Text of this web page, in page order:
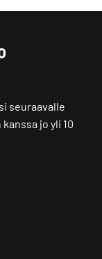
seuraavalle
jo yli 10